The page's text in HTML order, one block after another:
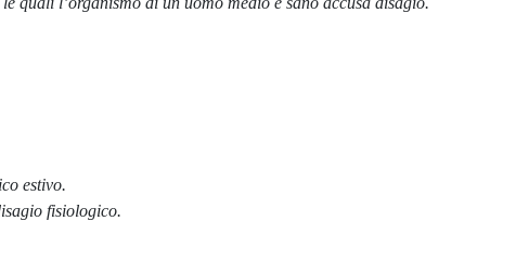
estivo.
fisiologico.